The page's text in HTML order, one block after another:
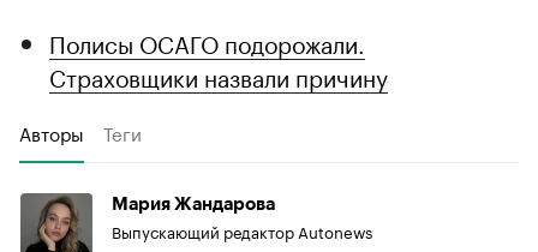
Полисы ОСАГО подорожали.
Страховщики назвали причину
Авторы Теги
Мария Жандарова
Выпускающий редактор Autonews